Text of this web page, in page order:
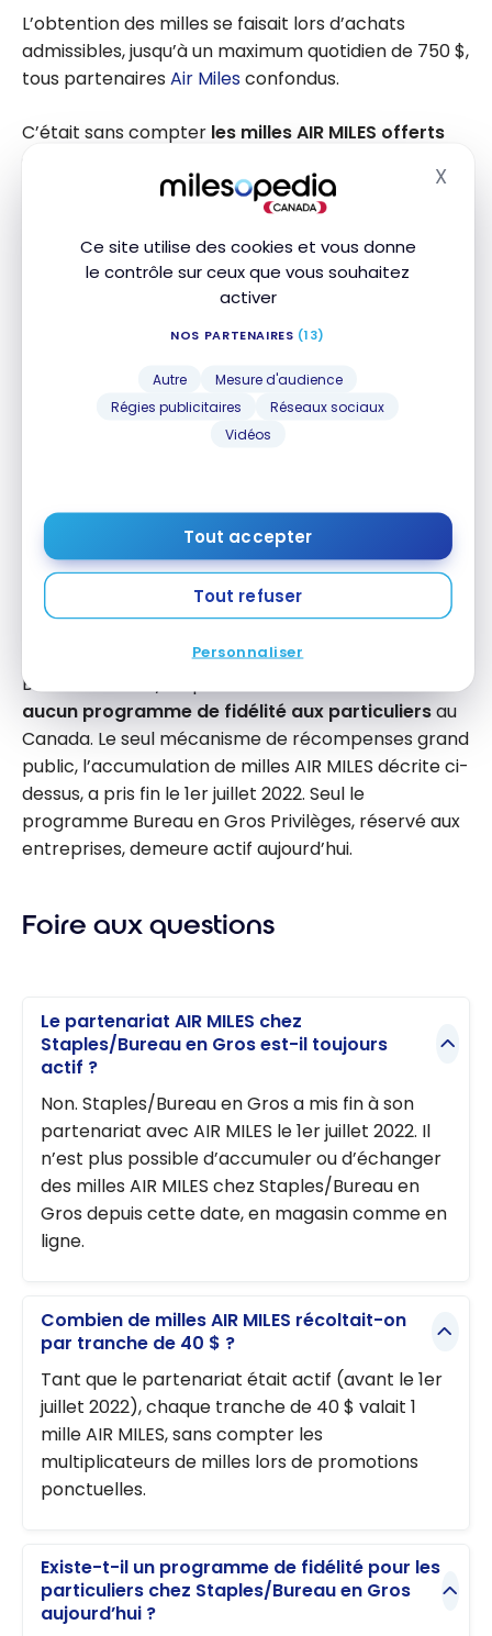
Ce site utilise des cookies et vous donne
le contrôle sur ceux que vous souhaitez
activer
NOS PARTENAIRES (13)
Autre
Mesure d'audience
Régies publicitaires
Réseaux sociaux
Vidéos
Tout accepter
Tout refuser
Personnaliser
X
L’obtention des milles se faisait lors d’achats
admissibles, jusqu’à un maximum quotidien de 750 $,
tous partenaires Air Milesconfondus.
C’était sans compter les milles AIR MILES offerts
en temps régulier.
Utiliser des points (historique)
Pour ceux qui utilisaient leurs milles AIR MILES afin
d’économiser sur leur facture, l’échange de
milles équivalait à 10 $.
Deux exclusions s’appliquaient cependant sur
Lescartes-cadeaux
les produits assimilés aux espèces
Bureau en Gros/Staples n’offre actuellement
aucun programme de fidélité aux particuliersau
Canada. Le seul mécanisme de récompenses grand
public, l’accumulation de milles AIR MILES décrite ci-
dessus, a pris fin le 1er juillet 2022. Seul le
programme Bureau en Gros Privilèges, réservé aux
entreprises, demeure actif aujourd’hui.
Foire aux questions
Le partenariat AIR MILES chez
Staples/Bureau en Gros est-il toujours
actif ?
Non. Staples/Bureau en Gros a mis fin à son
partenariat avec AIR MILES le 1er juillet 2022. Il
n’est plus possible d’accumuler ou d’échanger
des milles AIR MILES chez Staples/Bureau en
Gros depuis cette date, en magasin comme en
ligne.
Combien de milles AIR MILES récoltait-on
par tranche de 40 $ ?
Tant que le partenariat était actif (avant le 1er
juillet 2022), chaque tranche de 40 $ valait 1
mille AIR MILES, sans compter les
multiplicateurs de milles lors de promotions
ponctuelles.
Existe-t-il un programme de fidélité pour les
particuliers chez Staples/Bureau en Gros
aujourd’hui ?